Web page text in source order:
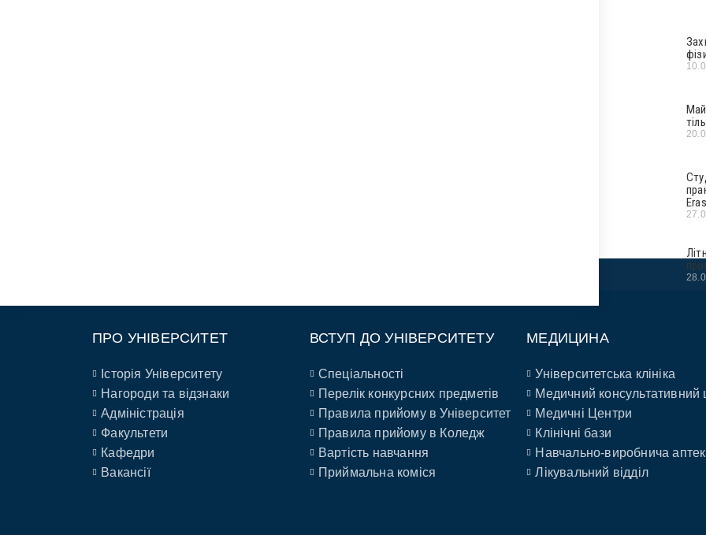
ПРО УНІВЕРСИТЕТ
Історія Університету
Нагороди та відзнаки
Адміністрація
Факультети
Кафедри
Вакансії
ВСТУП ДО УНІВЕРСИТЕТУ
Спеціальності
Перелік конкурсних предметів
Правила прийому в Університет
Правила прийому в Коледж
Вартість навчання
Приймальна коміся
МЕДИЦИНА
Університетська клініка
Медичний консультативний
Медичні Центри
Клінічні бази
Навчально-виробнича
Лікувальний відділ